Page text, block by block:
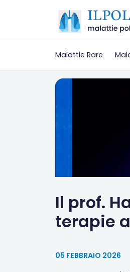
Malattie Rare
Il prof.
terapie
05 FEBBRAIO 2026